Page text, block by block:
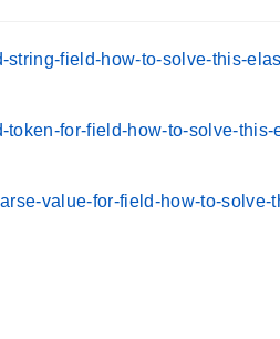
field-how-to-solve-this-
for-field-how-to-solve-
value-for-field-how-to-solve-